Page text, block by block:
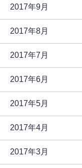
2017年9月
2017年8月
2017年7月
2017年6月
2017年5月
2017年4月
2017年3月